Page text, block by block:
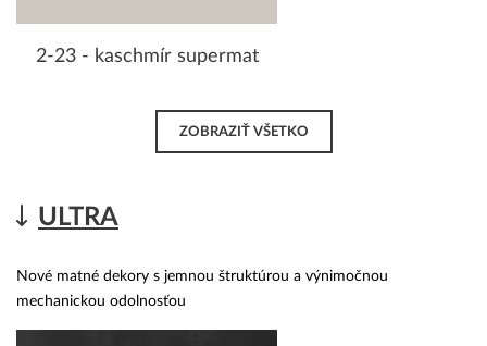
2-23 - kaschmír supermat
ZOBRAZIŤ VŠETKO
ULTRA
Nové matné dekory s jemnou štruktúrou a výnimočnou
mechanickou odolnosťou